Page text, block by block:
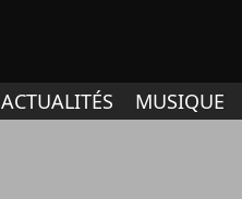
ACTUALITÉS MUSIQUE